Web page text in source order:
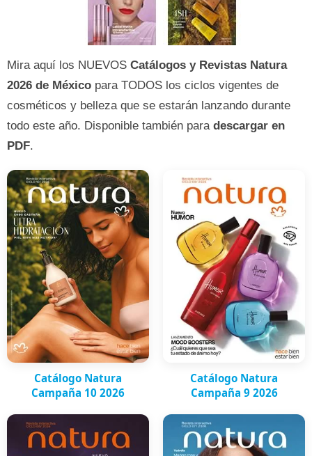
Mira aquí los NUEVOS Catálogos y Revistas Natura
2026 de México para TODOS los ciclos vigentes de
cosméticos y belleza que se estarán lanzando durante
todo este año. Disponible también para descargar en
PDF.
Catálogo Natura
Campaña 10 2026
Catálogo Natura
Campaña 9 2026